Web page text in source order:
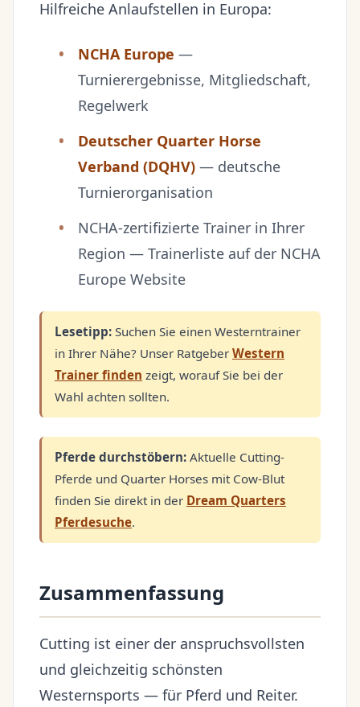
Hilfreiche Anlaufstellen in Europa:
NCHA Europe —
Turnierergebnisse, Mitgliedschaft,
Regelwerk
Deutscher Quarter Horse
Verband (DQHV) — deutsche
Turnierorganisation
NCHA-zertifizierte Trainer in Ihrer
Region — Trainerliste auf der NCHA
Europe Website
Lesetipp: Suchen Sie einen Westerntrainer
in Ihrer Nähe? Unser Ratgeber Western
Trainer finden zeigt, worauf Sie bei der
Wahl achten sollten.
Pferde durchstöbern: Aktuelle Cutting-
Pferde und Quarter Horses mit Cow-Blut
finden Sie direkt in der Dream Quarters
Pferdesuche.
Zusammenfassung
Cutting ist einer der anspruchsvollsten
und gleichzeitig schönsten
Westernsports — für Pferd und Reiter.